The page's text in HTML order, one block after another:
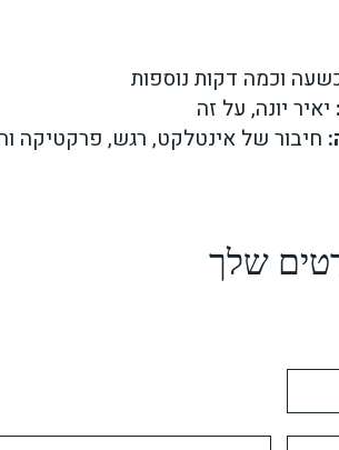
וכמה דקות נוספות
יאיר יונה, על זה
חיבור של אינטלקט, רגש, פרקטיקה
שלך